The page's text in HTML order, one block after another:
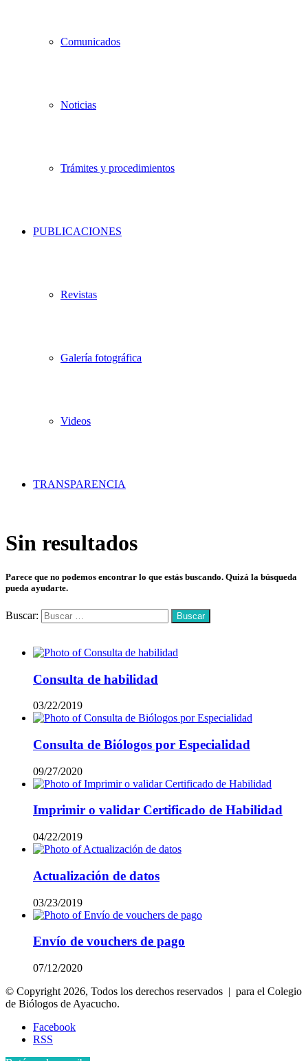
Comunicados
Noticias
Trámites y procedimientos
PUBLICACIONES
Revistas
Galería fotográfica
Videos
TRANSPARENCIA
Sin resultados
Parece que no podemos encontrar lo que estás buscando. Quizá la búsqueda
pueda ayudarte.
Buscar:
Consulta de habilidad
03/22/2019
Consulta de Biólogos por Especialidad
09/27/2020
Imprimir o validar Certificado de Habilidad
04/22/2019
Actualización de datos
03/23/2019
Envío de vouchers de pago
07/12/2020
© Copyright 2026, Todos los derechos reservados | para el Colegio
de Biólogos de Ayacucho.
Facebook
RSS